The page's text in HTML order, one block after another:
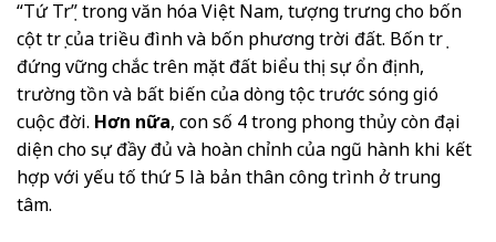
“Tứ Trụ” trong văn hóa Việt Nam, tượng trưng cho bốn
cột trụ của triều đình và bốn phương trời đất. Bốn trụ
đứng vững chắc trên mặt đất biểu thị sự ổn định,
trường tồn và bất biến của dòng tộc trước sóng gió
cuộc đời. Hơn nữa, con số 4 trong phong thủy còn đại
diện cho sự đầy đủ và hoàn chỉnh của ngũ hành khi kết
hợp với yếu tố thứ 5 là bản thân công trình ở trung
tâm.